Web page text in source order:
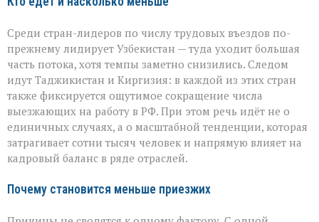
Среди стран-лидеров по числу трудовых въездов по-
прежнему лидирует Узбекистан — туда уходит большая
часть потока, хотя темпы заметно снизились. Следом
идут Таджикистан и Киргизия: в каждой из этих стран
также фиксируется ощутимое сокращение числа
выезжающих на работу в РФ. При этом речь идёт не о
единичных случаях, а о масштабной тенденции, которая
затрагивает сотни тысяч человек и напрямую влияет на
кадровый баланс в ряде отраслей.
Почему становится меньше приезжих